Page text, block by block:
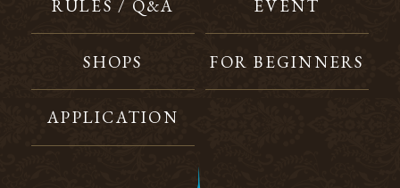
RULES / Q&A EVENT
SHOPS FOR BEGINNERS
APPLICATION